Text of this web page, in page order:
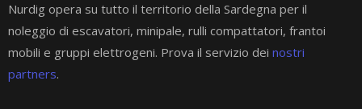
Nurdig opera su tutto il territorio della Sardegna per il
noleggio di escavatori, minipale, rulli compattatori, frantoi
mobili e gruppi elettrogeni. Prova il servizio dei nostri
partners.